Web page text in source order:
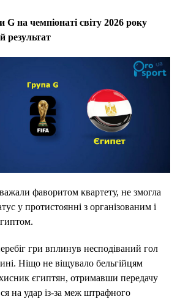
на чемпіонаті світу 2026 року
результат
фаворитом квартету, не змогла
у протистоянні з організованим і
гри вплинув несподіваний гол
Ніщо не віщувало бельгійцям
єгиптян, отримавши передачу
на удар із-за меж штрафного